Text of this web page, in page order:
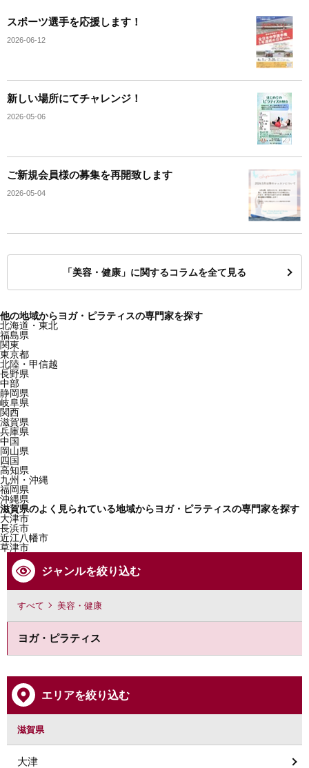
スポーツ選手を応援します！
2026-06-12
新しい場所にてチャレンジ！
2026-05-06
ご新規会員様の募集を再開致します
2026-05-04
「美容・健康」に関するコラムを全て見る
他の地域からヨガ・ピラティスの専門家を探す
北海道・東北
福島県
関東
東京都
北陸・甲信越
長野県
中部
静岡県
岐阜県
関西
滋賀県
兵庫県
中国
岡山県
四国
高知県
九州・沖縄
福岡県
沖縄県
滋賀県のよく見られている地域からヨガ・ピラティスの専門家を探す
大津市
長浜市
近江八幡市
草津市
ジャンルを絞り込む
すべて 美容・健康
ヨガ・ピラティス
エリアを絞り込む
滋賀県
大津